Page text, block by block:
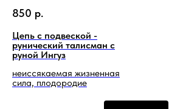
850 р.
Цепь с подвеской -
рунический талисман с
руной Ингуз
неиссякаемая жизненная
сила, плодородие